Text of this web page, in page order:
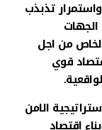
واستمرار تذبذب
من اجل
قوي
الامن
في المحور الاقتصادي كمايلي : 1-بناء اقتصاد